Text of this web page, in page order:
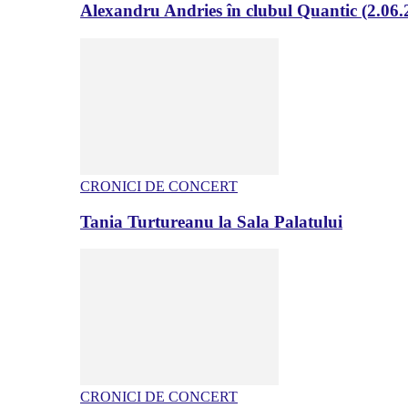
Alexandru Andries în clubul Quantic
CRONICI DE CONCERT
Tania Turtureanu la Sala Palatului
CRONICI DE CONCERT